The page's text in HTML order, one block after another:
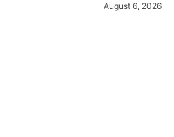
August 6, 2026